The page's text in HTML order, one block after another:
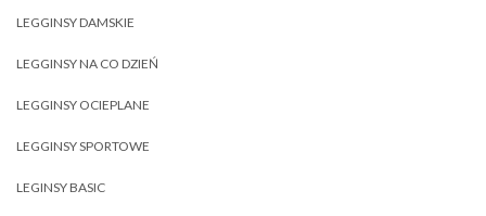
LEGGINSY DAMSKIE
LEGGINSY NA CO DZIEŃ
LEGGINSY OCIEPLANE
LEGGINSY SPORTOWE
LEGINSY BASIC